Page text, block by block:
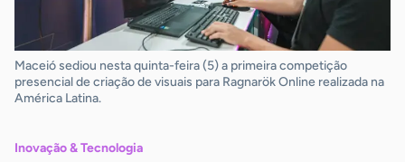
Maceió sediou nesta quinta-feira (5) a primeira competição
presencial de criação de visuais para Ragnarök Online realizada na
América Latina.
Inovação & Tecnologia